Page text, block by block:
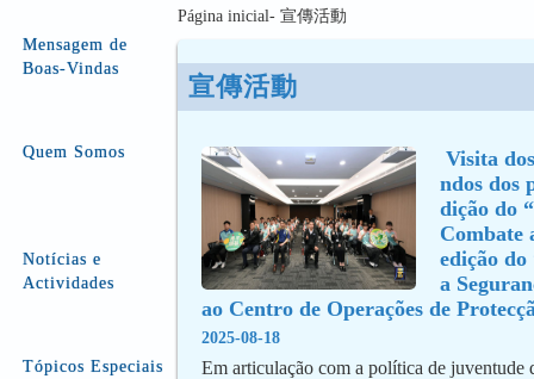
Mensagem de
Boas-Vindas
Quem Somos
Notícias e
Actividades
Tópicos Especiais
Página inicial- 宣傳活動
宣傳活動
ndos dos
dição do
Combate
edição
a
ao Centro de Operações de
2025-08-18
Em articulação com a política de juventude